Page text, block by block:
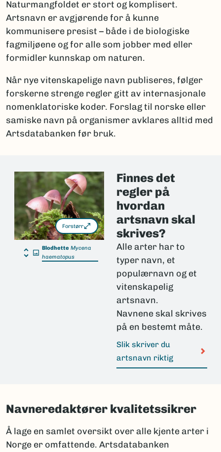
Naturmangfoldet er stort og komplisert.
Artsnavn er avgjørende for å kunne
kommunisere presist – både i de biologiske
fagmiljøene og for alle som jobber med eller
formidler kunnskap om naturen.
Når nye vitenskapelige navn publiseres, følger
forskerne strenge regler gitt av internasjonale
nomenklatoriske koder. Forslag til norske eller
samiske navn på organismer avklares alltid med
Artsdatabanken før bruk.
Forstørr
Blodhette Mycena
haematopus
Finnes det
regler på
hvordan
artsnavn skal
skrives?
Alle arter har to
typer navn, et
populærnavn og et
vitenskapelig
artsnavn.
Navnene skal skrives
på en bestemt måte.
Slik skriver du
artsnavn riktig
Navneredaktører kvalitetssikrer
Å lage en samlet oversikt over alle kjente arter i
Norge er omfattende. Artsdatabanken